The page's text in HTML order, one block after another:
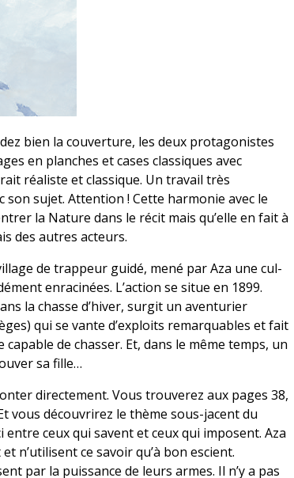
bien la couverture, les deux protagonistes
en planches et cases classiques avec
réaliste et classique. Un travail très
sujet. Attention ! Cette harmonie avec le
la Nature dans le récit mais qu’elle en fait à
des autres acteurs.
de trappeur guidé, mené par Aza une cul-
enracinées. L’action se situe en 1899.
la chasse d’hiver, surgit un aventurier
qui se vante d’exploits remarquables et fait
de chasser. Et, dans le même temps, un
sa fille…
directement. Vous trouverez aux pages 38,
vous découvrirez le thème sous-jacent du
ceux qui savent et ceux qui imposent. Aza
n’utilisent ce savoir qu’à bon escient.
par la puissance de leurs armes. Il n’y a pas
CONCOURS : CALENDRIER DE L’AVENT – UNE